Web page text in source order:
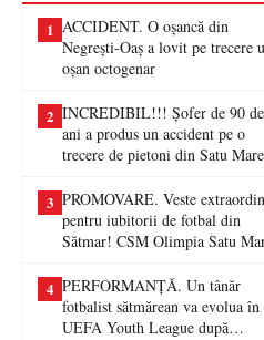
1 ACCIDENT. O oșancă din
Negrești-Oaș a lovit pe trecere
oșan octogenar
2 INCREDIBIL!!! Șofer de 90 de
ani a produs un accident pe o
trecere de pietoni din Satu
3 PROMOVARE. Veste
pentru iubitorii de fotbal din
Sătmar! CSM Olimpia Satu
4 PERFORMANȚĂ. Un tânăr
fotbalist sătmărean va evolua în
UEFA Youth League după